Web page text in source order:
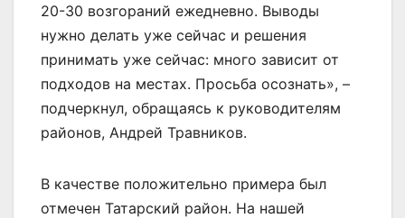
20-30 возгораний ежедневно. Выводы
нужно делать уже сейчас и решения
принимать уже сейчас: много зависит от
подходов на местах. Просьба осознать», –
подчеркнул, обращаясь к руководителям
районов, Андрей Травников.
В качестве положительно примера был
отмечен Татарский район. На нашей